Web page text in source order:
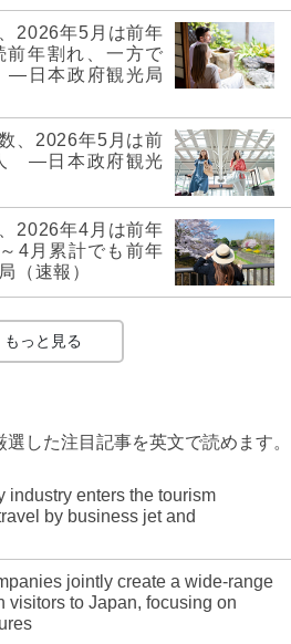
2026年5月は前年
前年割れ、一方で
日本政府観光局
、2026年5月は前
―日本政府観光
2026年4月は前年
4月累計でも前年
速報）
もっと見る
した注目記事を英文で読めます。
industry enters the tourism
by business jet and
jointly create a wide-range
visitors to Japan, focusing on